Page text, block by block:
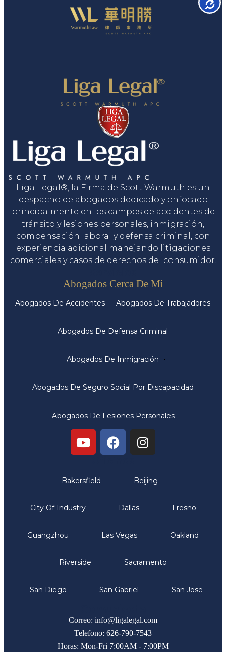
Liga Legal®, la Firma de Scott Warmuth es un
despacho de abogados dedicado y enfocado
principalmente en los campos de accidentes de
tránsito y lesiones personales, inmigración,
compensación laboral y defensa criminal, con
experiencia adicional manejando litigaciones
comerciales y casos de derechos del consumidor.
Abogados Cerca De Mi
Abogados De Accidentes Abogados De Trabajadores
Abogados De Defensa Criminal
Abogados De Inmigración
Abogados De Seguro Social Por Discapacidad
Abogados De Lesiones Personales
Bakersfield Beijing
City Of Industry Dallas Fresno
Guangzhou Las Vegas Oakland
Riverside Sacramento
San Diego San Gabriel San Jose
Correo: info@ligalegal.com
Telefono: 626-790-7543
Horas: Mon-Fri 7:00AM - 7:00PM